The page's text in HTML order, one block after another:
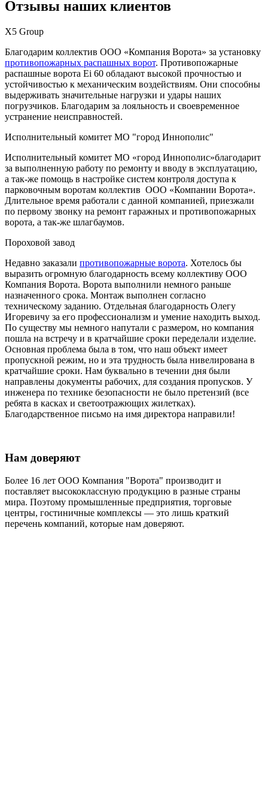
Отзывы наших клиентов
Х5 Group
Благодарим коллектив ООО «Компания Ворота» за установку
противопожарных распашных ворот. Противопожарные
распашные ворота Ei 60 обладают высокой прочностью и
устойчивостью к механическим воздействиям. Они способны
выдерживать значительные нагрузки и удары наших
погрузчиков. Благодарим за лояльность и своевременное
устранение неисправностей.
Исполнительный комитет МО "город Иннополис"
Исполнительный комитет МО «город Иннополис»благодарит
за выполненную работу по ремонту и вводу в эксплуатацию,
а так-же помощь в настройке систем контроля доступа к
парковочным воротам коллектив ООО «Компании Ворота».
Длительное время работали с данной компанией, приезжали
по первому звонку на ремонт гаражных и противопожарных
ворота, а так-же шлагбаумов.
Пороховой завод
Недавно заказали противопожарные ворота. Хотелось бы
выразить огромную благодарность всему коллективу ООО
Компания Ворота. Ворота выполнили немного раньше
назначенного срока. Монтаж выполнен согласно
техническому заданию. Отдельная благодарность Олегу
Игоревичу за его профессионализм и умение находить выход.
По существу мы немного напутали с размером, но компания
пошла на встречу и в кратчайшие сроки переделали изделие.
Основная проблема была в том, что наш объект имеет
пропускной режим, но и эта трудность была нивелирована в
кратчайшие сроки. Нам буквально в течении дня были
направлены документы рабочих, для создания пропусков. У
инженера по технике безопасности не было претензий (все
ребята в касках и светоотражющих жилетках).
Благодарственное письмо на имя директора направили!
Нам доверяют
Более 16 лет ООО Компания "Ворота" производит и
поставляет высококлассную продукцию в разные страны
мира. Поэтому промышленные предприятия, торговые
центры, гостиничные комплексы — это лишь краткий
перечень компаний, которые нам доверяют.